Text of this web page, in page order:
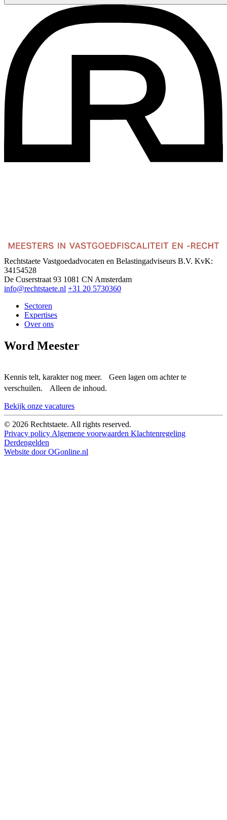
Rechtstaete Vastgoedadvocaten en Belastingadviseurs B.V. KvK:
34154528
De Cuserstraat 93 1081 CN Amsterdam
info@rechtstaete.nl +31 20 5730360
Sectoren
Expertises
Over ons
Word Meester
Kennis telt, karakter nog meer. Geen lagen om achter te
verschuilen. Alleen de inhoud.
Bekijk onze vacatures
© 2026 Rechtstaete. All rights reserved.
Privacy policy Algemene voorwaarden Klachtenregeling
Derdengelden
Website door OGonline.nl